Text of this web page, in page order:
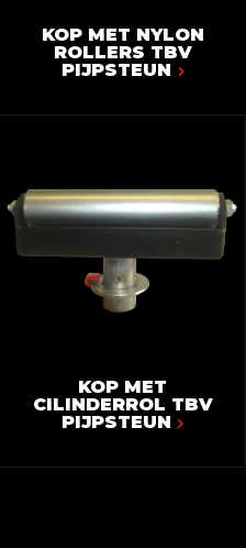
KOP MET NYLON
ROLLERS TBV
PIJPSTEUN
KOP MET
CILINDERROL TBV
PIJPSTEUN